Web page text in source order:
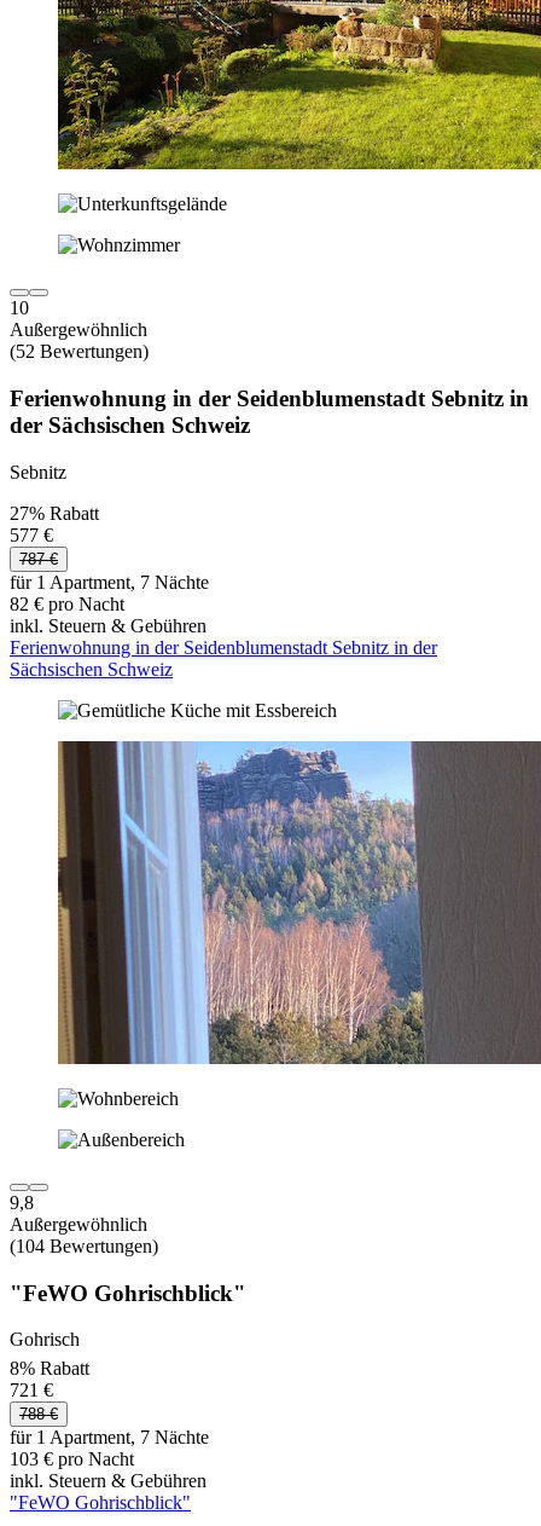
10
Außergewöhnlich
(52 Bewertungen)
Ferienwohnung in der Seidenblumenstadt Sebnitz in
der Sächsischen Schweiz
Sebnitz
27% Rabatt
577 €
787 €
für 1 Apartment, 7 Nächte
82 € pro Nacht
inkl. Steuern & Gebühren
Ferienwohnung in der Seidenblumenstadt Sebnitz in der
Sächsischen Schweiz
9,8
Außergewöhnlich
(104 Bewertungen)
"FeWO Gohrischblick"
Gohrisch
8% Rabatt
721 €
788 €
für 1 Apartment, 7 Nächte
103 € pro Nacht
inkl. Steuern & Gebühren
"FeWO Gohrischblick"